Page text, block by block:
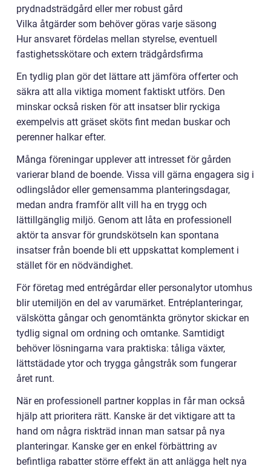
prydnadsträdgård eller mer robust gård
Vilka åtgärder som behöver göras varje säsong
Hur ansvaret fördelas mellan styrelse, eventuell
fastighetsskötare och extern trädgårdsfirma
En tydlig plan gör det lättare att jämföra offerter och
säkra att alla viktiga moment faktiskt utförs. Den
minskar också risken för att insatser blir ryckiga
exempelvis att gräset sköts fint medan buskar och
perenner halkar efter.
Många föreningar upplever att intresset för gården
varierar bland de boende. Vissa vill gärna engagera sig i
odlingslådor eller gemensamma planteringsdagar,
medan andra framför allt vill ha en trygg och
lättillgänglig miljö. Genom att låta en professionell
aktör ta ansvar för grundskötseln kan spontana
insatser från boende bli ett uppskattat komplement i
stället för en nödvändighet.
För företag med entrégårdar eller personalytor utomhus
blir utemiljön en del av varumärket. Entréplanteringar,
välskötta gångar och genomtänkta grönytor skickar en
tydlig signal om ordning och omtanke. Samtidigt
behöver lösningarna vara praktiska: tåliga växter,
lättstädade ytor och trygga gångstråk som fungerar
året runt.
När en professionell partner kopplas in får man också
hjälp att prioritera rätt. Kanske är det viktigare att ta
hand om några riskträd innan man satsar på nya
planteringar. Kanske ger en enkel förbättring av
befintliga rabatter större effekt än att anlägga helt nya